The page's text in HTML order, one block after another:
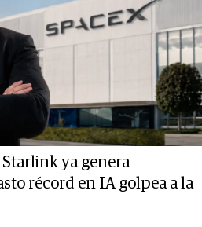
Starlink ya genera
récord en IA golpea a la